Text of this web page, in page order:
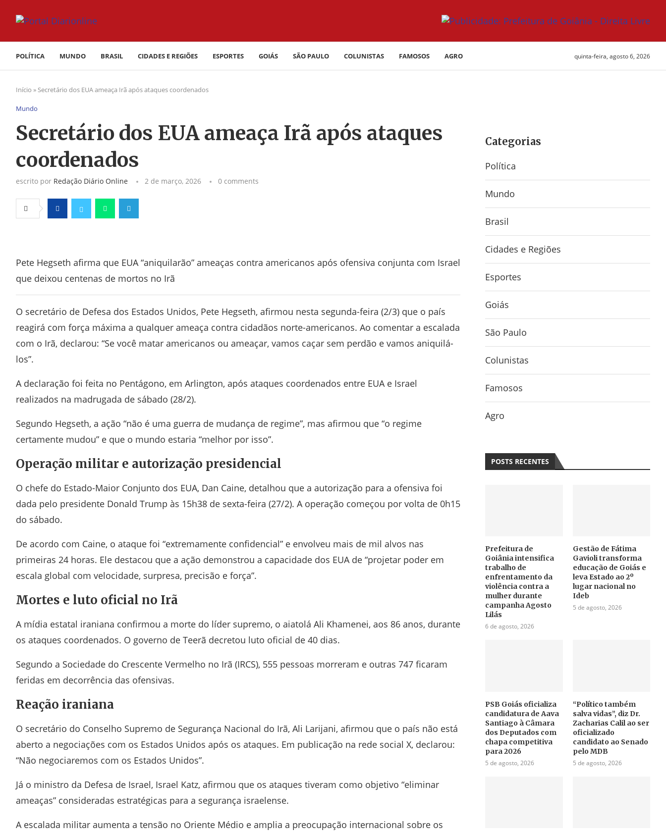
POLÍTICA MUNDO BRASIL CIDADES E REGIÕES ESPORTES GOIÁS SÃO PAULO COLUNISTAS FAMOSOS AGRO quinta-feira, agosto 6, 2026
Início »Secretário dos EUA ameaça Irã após ataques coordenados
Mundo
Secretário dos EUA ameaça Irã após ataques
coordenados
escrito por Redação Diário Online 2 de março, 2026 0 comments
Pete Hegseth afirma que EUA “aniquilarão” ameaças contra americanos após ofensiva conjunta com Israel
que deixou centenas de mortos no Irã
O secretário de Defesa dos Estados Unidos, Pete Hegseth, afirmou nesta segunda-feira (2/3) que o país
reagirá com força máxima a qualquer ameaça contra cidadãos norte-americanos. Ao comentar a escalada
com o Irã, declarou: “Se você matar americanos ou ameaçar, vamos caçar sem perdão e vamos aniquilá-
los”.
A declaração foi feita no Pentágono, em Arlington, após ataques coordenados entre EUA e Israel
realizados na madrugada de sábado (28/2).
Segundo Hegseth, a ação “não é uma guerra de mudança de regime”, mas afirmou que “o regime
certamente mudou” e que o mundo estaria “melhor por isso”.
Operação militar e autorização presidencial
O chefe do Estado-Maior Conjunto dos EUA, Dan Caine, detalhou que a autorização para a ofensiva foi
dada pelo presidente Donald Trump às 15h38 de sexta-feira (27/2). A operação começou por volta de 0h15
do sábado.
De acordo com Caine, o ataque foi “extremamente confidencial” e envolveu mais de mil alvos nas
primeiras 24 horas. Ele destacou que a ação demonstrou a capacidade dos EUA de “projetar poder em
escala global com velocidade, surpresa, precisão e força”.
Mortes e luto oficial no Irã
A mídia estatal iraniana confirmou a morte do líder supremo, o aiatolá Ali Khamenei, aos 86 anos, durante
os ataques coordenados. O governo de Teerã decretou luto oficial de 40 dias.
Segundo a Sociedade do Crescente Vermelho no Irã (IRCS), 555 pessoas morreram e outras 747 ficaram
feridas em decorrência das ofensivas.
Reação iraniana
O secretário do Conselho Supremo de Segurança Nacional do Irã, Ali Larijani, afirmou que o país não está
aberto a negociações com os Estados Unidos após os ataques. Em publicação na rede social X, declarou:
“Não negociaremos com os Estados Unidos”.
Já o ministro da Defesa de Israel, Israel Katz, afirmou que os ataques tiveram como objetivo “eliminar
ameaças” consideradas estratégicas para a segurança israelense.
A escalada militar aumenta a tensão no Oriente Médio e amplia a preocupação internacional sobre os
Categorias
Política
Mundo
Brasil
Cidades e Regiões
Esportes
Goiás
São Paulo
Colunistas
Famosos
Agro
POSTS RECENTES
Prefeitura de
Goiânia intensifica
trabalho de
enfrentamento da
violência contra a
mulher durante
campanha Agosto
Lilás
6 de agosto, 2026
Gestão de Fátima
Gavioli transforma
educação de Goiás e
leva Estado ao 2º
lugar nacional no
Ideb
5 de agosto, 2026
PSB Goiás oficializa
candidatura de Aava
Santiago à Câmara
dos Deputados com
chapa competitiva
para 2026
5 de agosto, 2026
“Político também
salva vidas”, diz Dr.
Zacharias Calil ao ser
oficializado
candidato ao Senado
pelo MDB
5 de agosto, 2026